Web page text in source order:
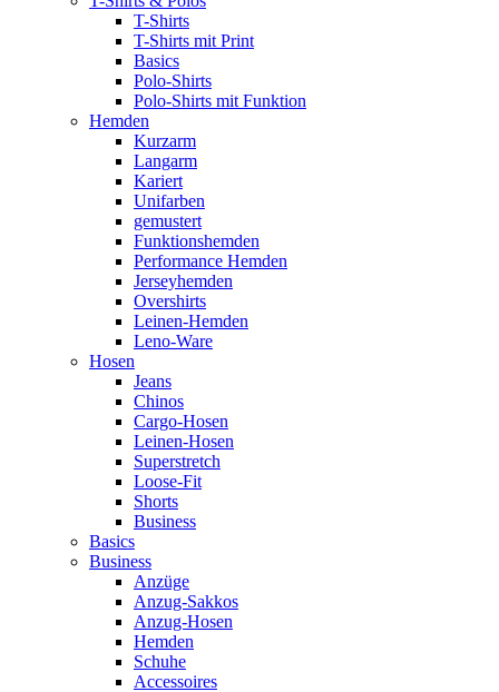
T-Shirts
T-Shirts mit Print
Basics
Polo-Shirts
Polo-Shirts mit Funktion
Hemden
Kurzarm
Langarm
Kariert
Unifarben
gemustert
Funktionshemden
Performance Hemden
Jerseyhemden
Overshirts
Leinen-Hemden
Leno-Ware
Hosen
Jeans
Chinos
Cargo-Hosen
Leinen-Hosen
Superstretch
Loose-Fit
Shorts
Business
Basics
Business
Anzüge
Anzug-Sakkos
Anzug-Hosen
Hemden
Schuhe
Accessoires